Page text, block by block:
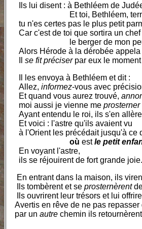
Ils lui disent : à Bethléem de
Et toi, Bethléem, terre
tu n'es certes pas le plus petit
Car c'est de toi que sortira un chef
le berger de mon
Alors Hérode à la dérobée appela
se fit préciserpar eux le
l les envoya à Bethléem et dit :
Allez, informez-vous avec
Et quand vous aurez trouvé,
moi aussi je vienne me prosterner
Ayant entendu le roi, ils s'en
Et voici : l'astre qu'ils avaient vu
à l'Orient les précédait jusqu'à ce
où estle petit
En voyant l'astre,
ils se réjouirent de fort grande joie.
En entrant dans la maison, ils
Ils tombèrent et se prosternèrent
Ils ouvrirent leur trésors et lui
Avertis en rêve de ne pas repasser
par un autre chemin ils